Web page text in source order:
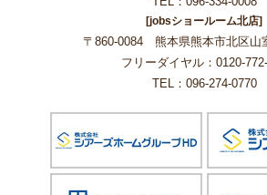
[jobsショールーム北店]
〒860-0084 熊本県熊本市北区山
フリーダイヤル：0120-
TEL：096-274-0770